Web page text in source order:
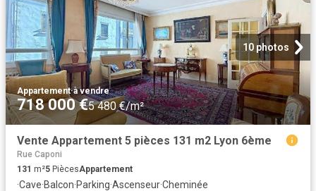
10 photos
Appartement·à vendre
718 000 €5 480 €/m²
Vente Appartement 5 pièces 131 m2 Lyon 6ème
Rue Caponi
131 m²5 PiècesAppartement
·Cave·Balcon·Parking·Ascenseur·Cheminée